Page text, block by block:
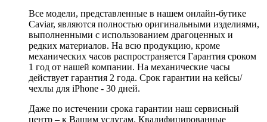
Все модели, представленные в нашем онлайн-бутике
Caviar, являются полностью оригинальными изделиями,
выполненными с использованием драгоценных и
редких материалов. На всю продукцию, кроме
механических часов распространяется Гарантия сроком
1 год от нашей компании. На механические часы
действует гарантия 2 года. Срок гарантии на кейсы/
чехлы для iPhone - 30 дней.
Даже по истечении срока гарантии наш сервисный
центр – к Вашим услугам. Квалифицированные